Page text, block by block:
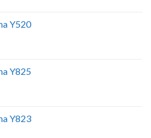
Y520
Y825
Y823